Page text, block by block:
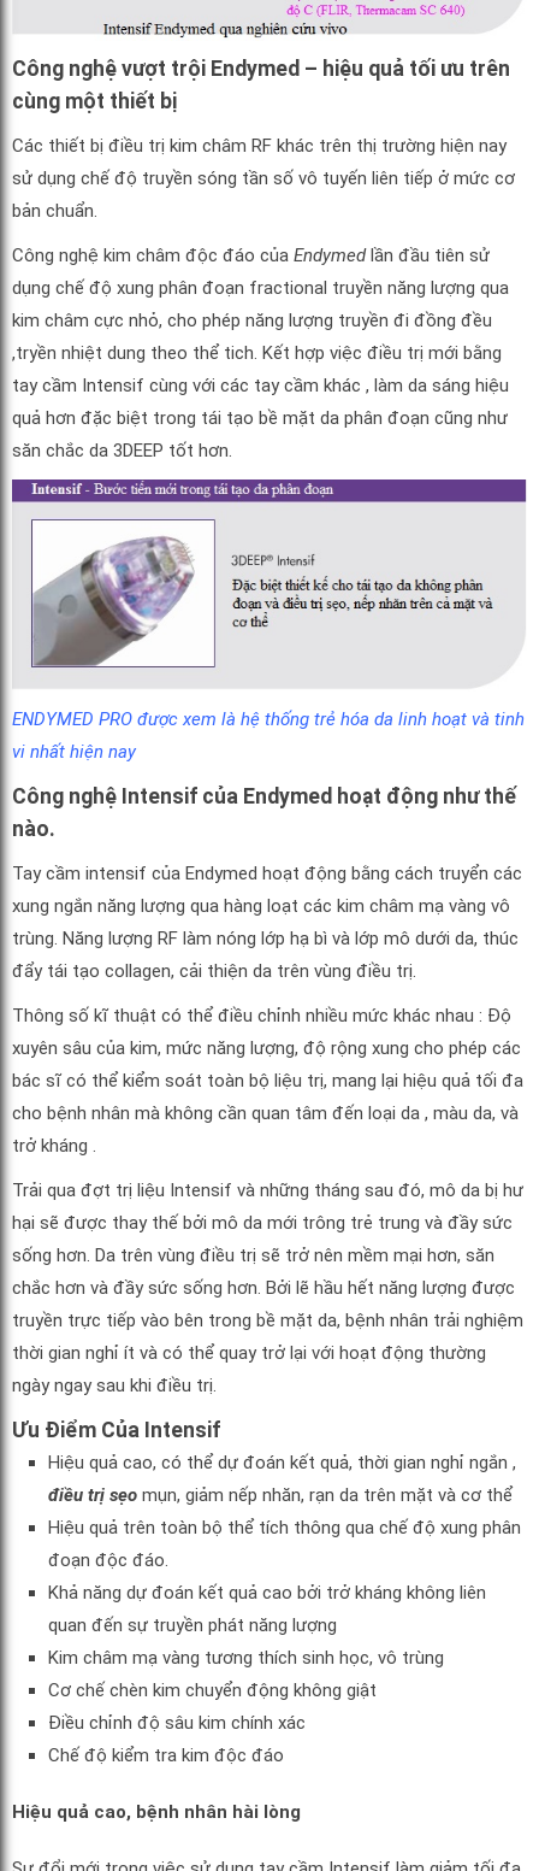
Công nghệ vượt trội Endymed – hiệu quả tối ưu trên
cùng một thiết bị
Các thiết bị điều trị kim châm RF khác trên thị trường hiện nay
sử dụng chế độ truyền sóng tần số vô tuyến liên tiếp ở mức cơ
bản chuẩn.
Công nghệ kim châm độc đáo của Endymedlần đầu tiên sử
dụng chế độ xung phân đoạn fractional truyền năng lượng qua
kim châm cực nhỏ, cho phép năng lượng truyền đi đồng đều
,tryền nhiệt dung theo thể tich. Kết hợp việc điều trị mới bằng
tay cầm Intensif cùng với các tay cầm khác , làm da sáng hiệu
quả hơn đặc biệt trong tái tạo bề mặt da phân đoạn cũng như
săn chắc da 3DEEP tốt hơn.
ENDYMED PRO được xem là hệ thống trẻ hóa da linh hoạt và tinh
vi nhất hiện nay
Công nghệ Intensif của Endymed hoạt động như thế
nào.
Tay cầm intensif của Endymed hoạt động bằng cách truyển các
xung ngắn năng lượng qua hàng loạt các kim châm mạ vàng vô
trùng. Năng lượng RF làm nóng lớp hạ bì và lớp mô dưới da, thúc
đẩy tái tạo collagen, cải thiện da trên vùng điều trị.
Thông số kĩ thuật có thể điều chỉnh nhiều mức khác nhau : Độ
xuyên sâu của kim, mức năng lượng, độ rộng xung cho phép các
bác sĩ có thể kiểm soát toàn bộ liệu trị, mang lại hiệu quả tối đa
cho bệnh nhân mà không cần quan tâm đến loại da , màu da, và
trở kháng .
Trải qua đợt trị liệu Intensif và những tháng sau đó, mô da bị hư
hại sẽ được thay thế bởi mô da mới trông trẻ trung và đầy sức
sống hơn. Da trên vùng điều trị sẽ trở nên mềm mại hơn, săn
chắc hơn và đầy sức sống hơn. Bởi lẽ hầu hết năng lượng được
truyền trực tiếp vào bên trong bề mặt da, bệnh nhân trải nghiệm
thời gian nghỉ ít và có thể quay trở lại với hoạt động thường
ngày ngay sau khi điều trị.
Ưu Điểm Của Intensif
Hiệu quả cao, có thể dự đoán kết quả, thời gian nghỉ ngắn ,
điều trị sẹo mụn, giảm nếp nhăn, rạn da trên mặt và cơ thể
Hiệu quả trên toàn bộ thể tích thông qua chế độ xung phân
đoạn độc đáo.
Khả năng dự đoán kết quả cao bởi trở kháng không liên
quan đến sự truyền phát năng lượng
Kim châm mạ vàng tương thích sinh học, vô trùng
Cơ chế chèn kim chuyển động không giật
Điều chỉnh độ sâu kim chính xác
Chế độ kiểm tra kim độc đáo
Hiệu quả cao, bệnh nhân hài lòng